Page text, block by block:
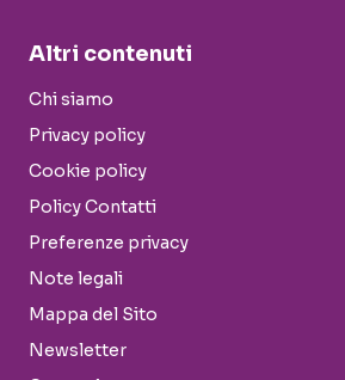
Altri contenuti
Chi siamo
Privacy policy
Cookie policy
Policy Contatti
Preferenze privacy
Note legali
Mappa del Sito
Newsletter